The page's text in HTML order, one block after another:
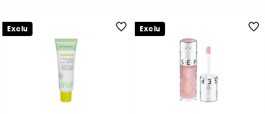
Exclu Exclu